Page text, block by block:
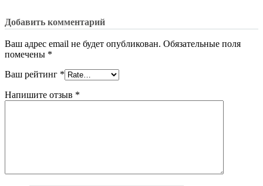
Добавить комментарий
Ваш адрес email не будет опубликован. Обязательные поля
помечены *
Ваш рейтинг *
Напишите отзыв *